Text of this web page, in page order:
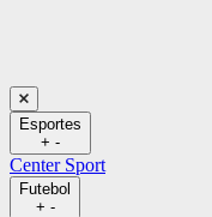
Esportes
+ -
Center Sport
Futebol
+ -